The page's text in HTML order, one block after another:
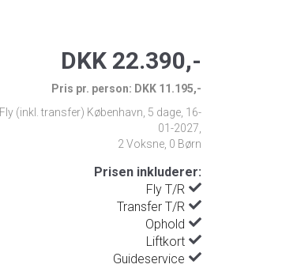
DKK 22.390,-
Pris pr. person: DKK 11.195,-
Fly (inkl. transfer) København 5 dage 16-
01-2027
2 Voksne, 0 Børn
Prisen inkluderer:
Fly T/R
Transfer T/R
Ophold
Liftkort
Guideservice